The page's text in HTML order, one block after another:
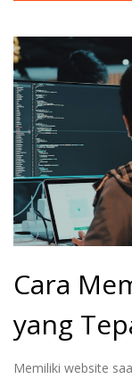
Cara
yang
Memiliki website